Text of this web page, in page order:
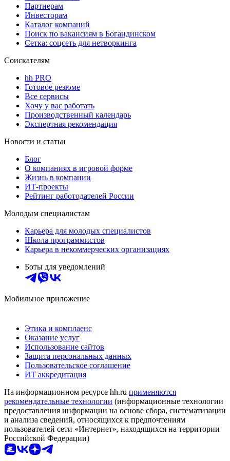
Партнерам
Инвесторам
Каталог компаний
Поиск по вакансиям в Богандинском
Сетка: соцсеть для нетворкинга
Соискателям
hh PRO
Готовое резюме
Все сервисы
Хочу у вас работать
Производственный календарь
Экспертная рекомендация
Новости и статьи
Блог
О компаниях в игровой форме
Жизнь в компании
ИТ-проекты
Рейтинг работодателей России
Молодым специалистам
Карьера для молодых специалистов
Школа программистов
Карьера в некоммерческих организациях
Боты для уведомлений
Мобильное приложение
Этика и комплаенс
Оказание услуг
Использование сайтов
Защита персональных данных
Пользовательское соглашение
ИТ аккредитация
На информационном ресурсе hh.ru применяются
рекомендательные технологии (информационные технологии
предоставления информации на основе сбора, систематизации
и анализа сведений, относящихся к предпочтениям
пользователей сети «Интернет», находящихся на территории
Российской Федерации)